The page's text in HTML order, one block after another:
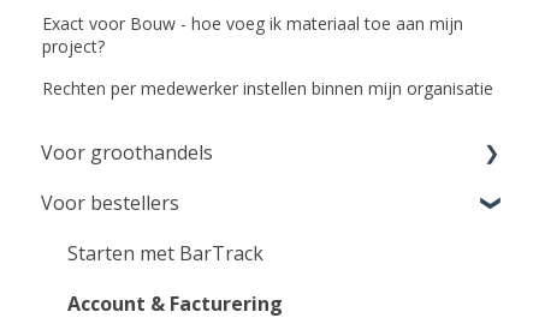
Exact voor Bouw - hoe voeg ik materiaal toe aan mijn
project?
Rechten per medewerker instellen binnen mijn organisatie
Voor groothandels
Aan de slag voor groothandels
Instellingen
Klant beheer & support
Voor bestellers
Starten met BarTrack
Account & Facturering